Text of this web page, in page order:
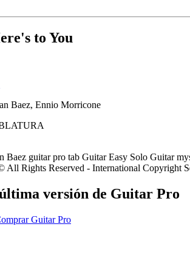
to You
Baez, Ennio Morricone
All Rights Reserved - International Copyright
versión de Guitar Pro
Guitar Pro